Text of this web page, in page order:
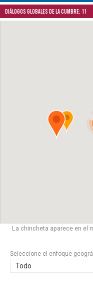
Diálogos globales de la Cumbre: 11
La chincheta aparece en el
Seleccione el enfoque
Todo